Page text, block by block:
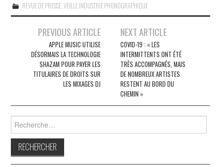
REVUE DE PRESSE,VEILLE INDUSTRIE PHONOGRAPHIQUE
Navigation
articles
PREVIOUS ARTICLE
APPLE MUSIC UTILISE
DÉSORMAIS LA TECHNOLOGIE
SHAZAM POUR PAYER LES
TITULAIRES DE DROITS SUR
LES MIXAGES DJ
NEXT ARTICLE
COVID-19 : « LES
INTERMITTENTS ONT ÉTÉ
TRÈS ACCOMPAGNÉS, MAIS
DE NOMBREUX ARTISTES
RESTENT AU BORD DU
CHEMIN »